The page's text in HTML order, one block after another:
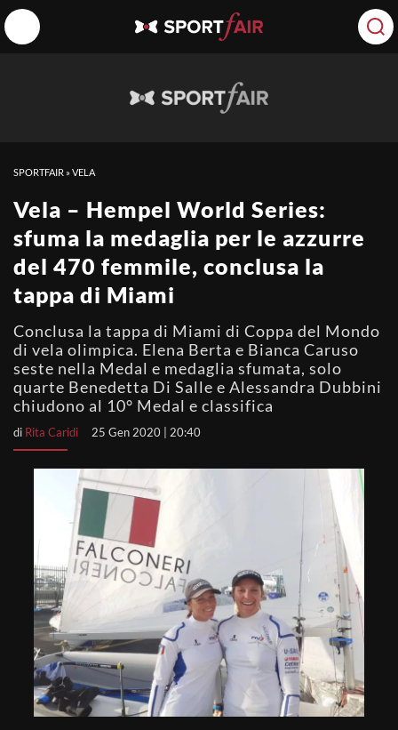
SPORTFAIR »VELA
Vela – Hempel World Series:
sfuma la medaglia per le azzurre
del 470 femmile, conclusa la
tappa di Miami
Conclusa la tappa di Miami di Coppa del Mondo
di vela olimpica. Elena Berta e Bianca Caruso
seste nella Medal e medaglia sfumata, solo
quarte Benedetta Di Salle e Alessandra Dubbini
chiudono al 10° Medal e classifica
di Rita Caridi 25 Gen 2020 | 20:40